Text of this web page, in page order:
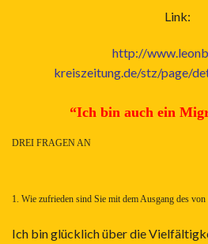
Link:
http://
kreiszeitung.de/stz/page/
“Ich bin auch ein
DREI FRAGEN AN
1. Wie zufrieden sind Sie mit dem Ausgang des von
Ich bin glücklich über die